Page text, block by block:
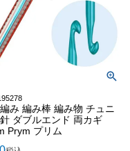
み 編み棒 編み物 チュニ
ダブルエンド 両カギ
Prym プリム